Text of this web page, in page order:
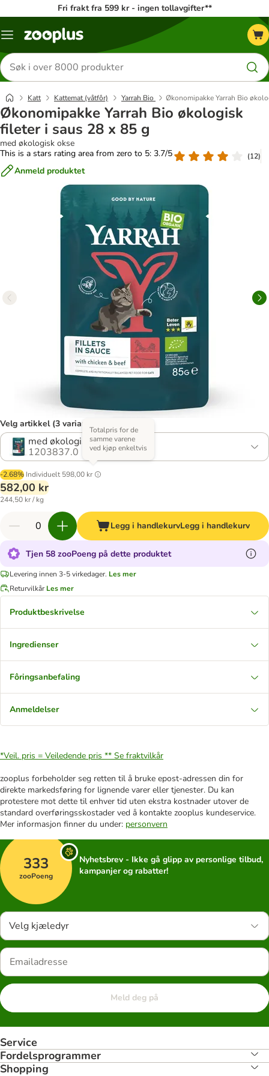
Fri frakt fra 599 kr - ingen tollavgifter**
Katalogmeny
Søk
etter
produkter
Katt Kattemat (våtfôr) Yarrah Bio Økonomipakke Yarrah Bio
Økonomipakke Yarrah Bio økologisk
fileter i saus 28 x 85 g
med økologisk okse
This is a stars rating area from zero to 5: 3.7/5
(12)
Anmeld produktet
Velg artikkel (3 varianter)
med økologisk okse
1203837.0
-2.68% Individuelt 598,00 kr
Totalpris for de
samme varene
ved kjøp enkeltvis
582,00 kr
244,50 kr / kg
Legg i handlekurvLegg i handlekurv
Tjen 58 zooPoeng på dette produktet
Levering innen 3-5 virkedager. Les mer
Returvilkår Les mer
Produktbeskrivelse
Ingredienser
Fôringsanbefaling
Anmeldelser
*Veil. pris = Veiledende pris ** Se fraktvilkår
zooplus forbeholder seg retten til å bruke epost-adressen din for
direkte markedsføring for lignende varer eller tjenester. Du kan
protestere mot dette til enhver tid uten ekstra kostnader utover de
standard overføringsskostader ved å kontakte zooplus kundeservice.
Mer informasjon finner du under: personvern
333
zooPoeng
Nyhetsbrev - Ikke gå glipp av personlige tilbud,
kampanjer og rabatter!
Velg kjæledyr
Meld deg på
Service
Fordelsprogrammer
Shopping